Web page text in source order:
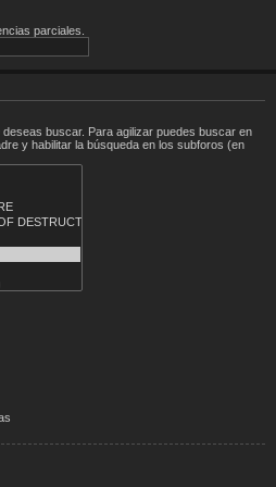
parciales.
buscar. Para agilizar puedes buscar en
y habilitar la búsqueda en los subforos (en